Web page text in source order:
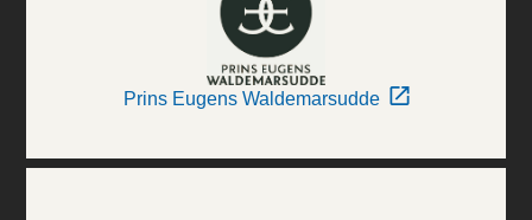
Prins Eugens Waldemarsudde